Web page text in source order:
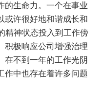
的生命力。一个在事业
或许很好地和谐成长和
精神状态投入到工作傍
积极响应公司增强治理
在不到一年的工作光阴
作中也存在着许多问题